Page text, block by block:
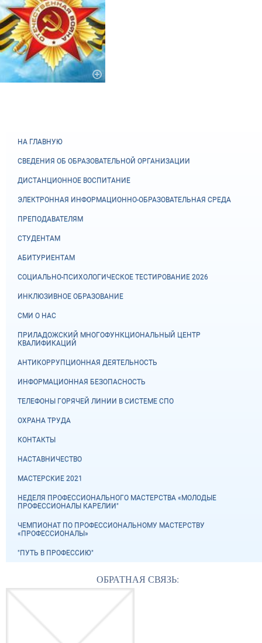
НА ГЛАВНУЮ
СВЕДЕНИЯ ОБ ОБРАЗОВАТЕЛЬНОЙ ОРГАНИЗАЦИИ
ДИСТАНЦИОННОЕ ВОСПИТАНИЕ
ЭЛЕКТРОННАЯ ИНФОРМАЦИОННО-ОБРАЗОВАТЕЛЬНАЯ СРЕДА
ПРЕПОДАВАТЕЛЯМ
СТУДЕНТАМ
АБИТУРИЕНТАМ
СОЦИАЛЬНО-ПСИХОЛОГИЧЕСКОЕ ТЕСТИРОВАНИЕ 2026
ИНКЛЮЗИВНОЕ ОБРАЗОВАНИЕ
СМИ О НАС
ПРИЛАДОЖСКИЙ МНОГОФУНКЦИОНАЛЬНЫЙ ЦЕНТР
КВАЛИФИКАЦИЙ
АНТИКОРРУПЦИОННАЯ ДЕЯТЕЛЬНОСТЬ
ИНФОРМАЦИОННАЯ БЕЗОПАСНОСТЬ
ТЕЛЕФОНЫ ГОРЯЧЕЙ ЛИНИИ В СИСТЕМЕ СПО
ОХРАНА ТРУДА
КОНТАКТЫ
НАСТАВНИЧЕСТВО
МАСТЕРСКИЕ 2021
НЕДЕЛЯ ПРОФЕССИОНАЛЬНОГО МАСТЕРСТВА «МОЛОДЫЕ
ПРОФЕССИОНАЛЫ КАРЕЛИИ"
ЧЕМПИОНАТ ПО ПРОФЕССИОНАЛЬНОМУ МАСТЕРСТВУ
«ПРОФЕССИОНАЛЫ»
"ПУТЬ В ПРОФЕССИЮ"
ОБРАТНАЯ СВЯЗЬ: